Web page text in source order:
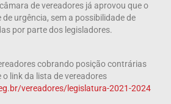
de vereadores já aprovou que o
urgência, sem a possibilidade de
por parte dos legisladores.
cobrando posição contrárias
o link da lista de vereadores
vereadores/legislatura-2021-2024